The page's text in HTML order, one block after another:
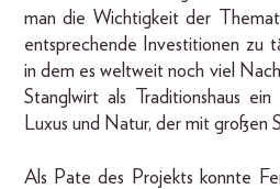
man die Wichtigkeit der
entsprechende Investitionen zu
in dem es weltweit noch viel
Stanglwirt als Traditionshaus
Luxus und Natur, der mit großen
Als Pate des Projekts konnte